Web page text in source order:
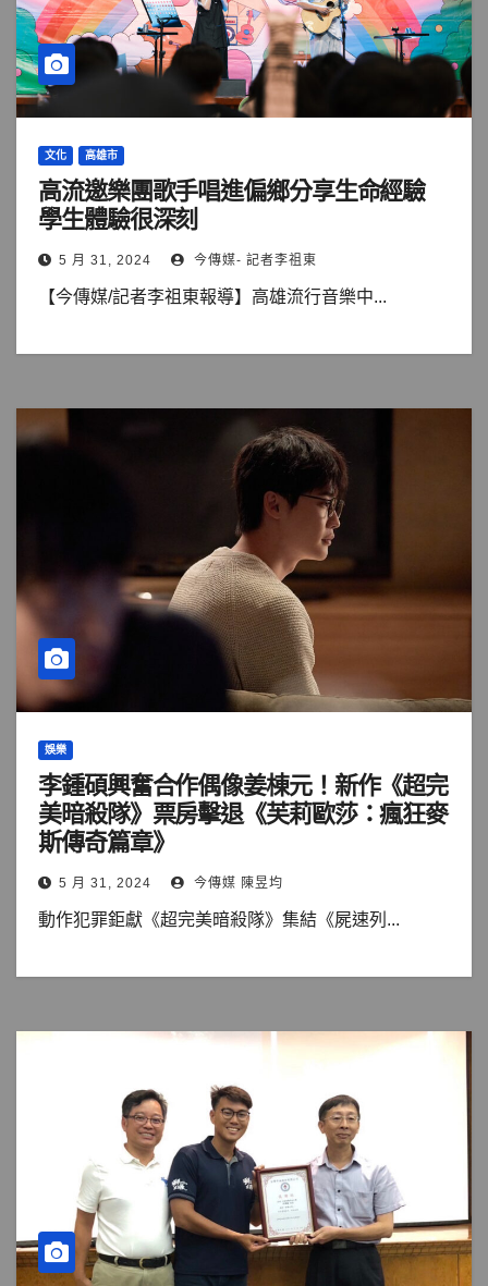
文化 高雄市
高流邀樂團歌手唱進偏鄉分享生命經驗
學生體驗很深刻
5 月 31, 2024 今傳媒- 記者李祖東
【今傳媒/記者李祖東報導】高雄流行音樂中...
娛樂
李鍾碩興奮合作偶像姜棟元！新作《超完
美暗殺隊》票房擊退《芙莉歐莎：瘋狂麥
斯傳奇篇章》
5 月 31, 2024 今傳媒 陳昱均
動作犯罪鉅獻《超完美暗殺隊》集結《屍速列...